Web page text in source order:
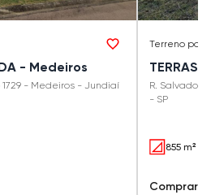
- Medeiros
- Medeiros - Jundiaí
Terreno
TERRAS
R. Salvador
- SP
855 m²
Comprar: